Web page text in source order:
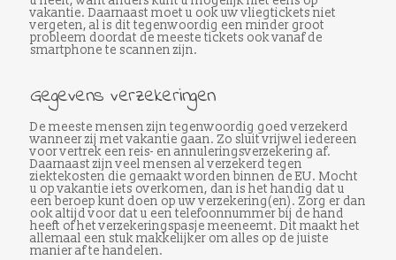
vakantie. Daarnaast moet u ook uw vliegtickets niet
vergeten, al is dit tegenwoordig een minder groot
probleem doordat de meeste tickets ook vanaf de
smartphone te scannen zijn.
Gegevens verzekeringen
De meeste mensen zijn tegenwoordig goed verzekerd
wanneer zij met vakantie gaan. Zo sluit vrijwel iedereen
voor vertrek een reis- en annuleringsverzekering af.
Daarnaast zijn veel mensen al verzekerd tegen
ziektekosten die gemaakt worden binnen de EU. Mocht
u op vakantie iets overkomen, dan is het handig dat u
een beroep kunt doen op uw verzekering(en). Zorg er dan
ook altijd voor dat u een telefoonnummer bij de hand
heeft of het verzekeringspasje meeneemt. Dit maakt het
allemaal een stuk makkelijker om alles op de juiste
manier af te handelen.